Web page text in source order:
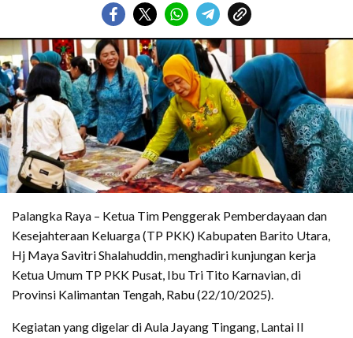
Palangka Raya – Ketua Tim Penggerak Pemberdayaan dan
Kesejahteraan Keluarga (TP PKK) Kabupaten Barito Utara,
Hj Maya Savitri Shalahuddin, menghadiri kunjungan kerja
Ketua Umum TP PKK Pusat, Ibu Tri Tito Karnavian, di
Provinsi Kalimantan Tengah, Rabu (22/10/2025).
Kegiatan yang digelar di Aula Jayang Tingang, Lantai II